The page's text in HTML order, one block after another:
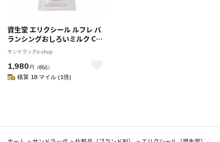
資生堂 エリクシール ルフレ バ
ランシングおしろいミルク C
35g
サンドラッグe-shop
1,980 円 （税込）
積算 18 マイル (1倍)